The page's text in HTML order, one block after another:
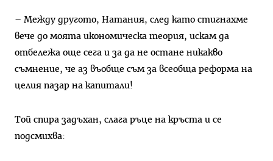
– Между другото, Натания, след като стигнахме
вече до моята икономическа теория, искам да
отбележа още сега и за да не остане никакво
съмнение, че аз въобще съм за всеобща реформа на
целия пазар на капитали!
Той спира задъхан, слага ръце на кръста и се
подсмихва: